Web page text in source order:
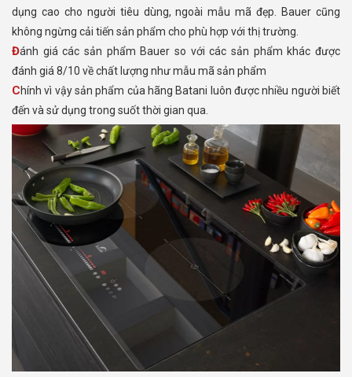
dụng cao cho người tiêu dùng, ngoài mẫu mã đẹp. Bauer cũng
không ngừng cải tiến sản phẩm cho phù hợp với thị trường.
Đánh giá các sản phẩm Bauer so với các sản phẩm khác được
đánh giá 8/10 về chất lượng như mẫu mã sản phẩm
Chính vì vậy sản phẩm của hãng Batani luôn được nhiều người biết
đến và sử dụng trong suốt thời gian qua.